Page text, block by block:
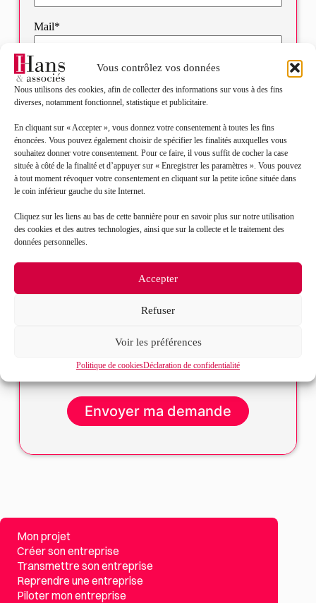
Vous contrôlez vos données
Nous utilisons des cookies, afin de collecter des informations sur vous à des fins
diverses, notamment fonctionnel, statistique et publicitaire.
En cliquant sur « Accepter », vous donnez votre consentement à toutes les fins
énoncées. Vous pouvez également choisir de spécifier les finalités auxquelles vous
souhaitez donner votre consentement. Pour ce faire, il vous suffit de cocher la case
située à côté de la finalité et d’appuyer sur « Enregistrer les paramètres ». Vous pouvez
à tout moment révoquer votre consentement en cliquant sur la petite icône située dans
le coin inférieur gauche du site Internet.
Cliquez sur les liens au bas de cette bannière pour en savoir plus sur notre utilisation
des cookies et des autres technologies, ainsi que sur la collecte et le traitement des
données personnelles.
Accepter
Refuser
Voir les préférences
Politique de cookiesDéclaration de confidentialité
Mail*
Objet de votre demande*
Message*
politique de confidentialité et les
conditions
d’utilisations’appliquent.
Mon projet
Créer son entreprise
Transmettre son entreprise
Reprendre une entreprise
Piloter mon entreprise